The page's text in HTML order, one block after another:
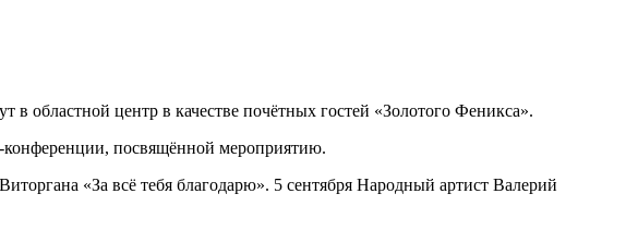
областной центр в качестве почётных гостей «Золотого Феникса».
конференции, посвящённой мероприятию.
«За всё тебя благодарю». 5 сентября Народный артист Валерий